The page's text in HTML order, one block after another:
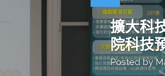
元收購Synaptics布局邊緣智慧平
「公升級」
Apple、NVIDIA、
擴大科
院科技
Posted by